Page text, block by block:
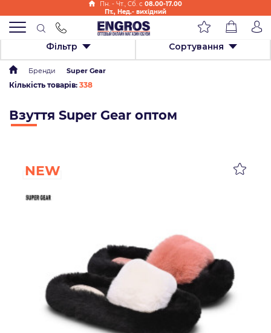
Пн. - Чт., Cб. с 08.00-17.00
Пт., Нед.- вихідний
Фільтр Сортування
Бренди Super Gear
Кількість товарів: 338
Взуття Super Gear оптом
NEW